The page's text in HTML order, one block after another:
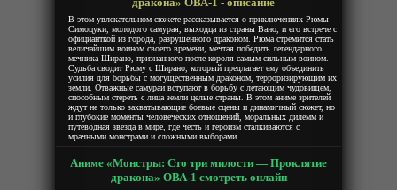
В этом увлекательном сюжете рассказывается о приключениях Рюмы
Симоцуки, молодого самурая, выходца из страны Вано, и его встрече с
официанткой из города, разрушенного драконом. Рюма стремится стать
величайшим воином своего времени, мечтая победить легендарного
мечника Ширано, признанного после короля самым сильным воином.
Судьба сводит Рюму с Ширано, который предлагает ему объединить
усилия для борьбы с могущественным драконом, терроризирующим их
земли. Отважные самураи вступают в борьбу с летающим чудовищем,
способным стереть с лица земли целые страны. В этом аниме зрителей
ждут не только захватывающие боевые сцены и динамичный сюжет, но
и глубокие моменты человеческих отношений, моральных дилемм и
путеводная звезда в мире, где честь и героизм сталкиваются с
мрачными монстрами и сложными выборами.
Аниме «Монстры: Сто три милости — Проклятие
дракона» ОВА-1 смотреть онлайн